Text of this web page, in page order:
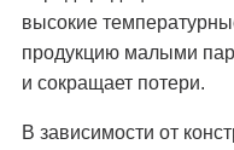
высокие
продукцию малыми
и сокращает потери.
В зависимости от